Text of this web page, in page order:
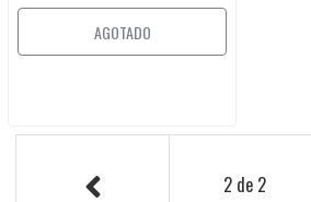
AGOTADO
2 de 2